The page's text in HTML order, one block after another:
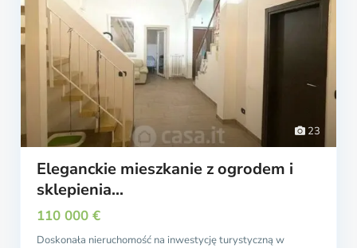
23
Eleganckie mieszkanie z ogrodem i
sklepienia...
110 000 €
Doskonała nieruchomość na inwestycję turystyczną w